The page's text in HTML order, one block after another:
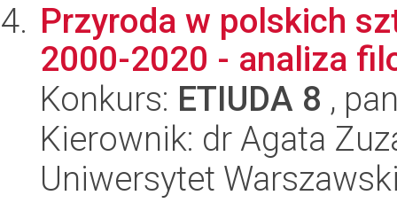
Przyroda w polskich
2000-2020 - analiza
Konkurs: ETIUDA 8 ,
Kierownik: dr Agata
Uniwersytet